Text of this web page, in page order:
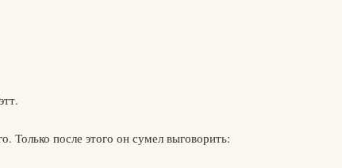
Только после этого он сумел выговорить: